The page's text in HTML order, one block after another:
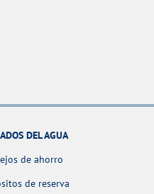
DEL AGUA
de ahorro
de reserva